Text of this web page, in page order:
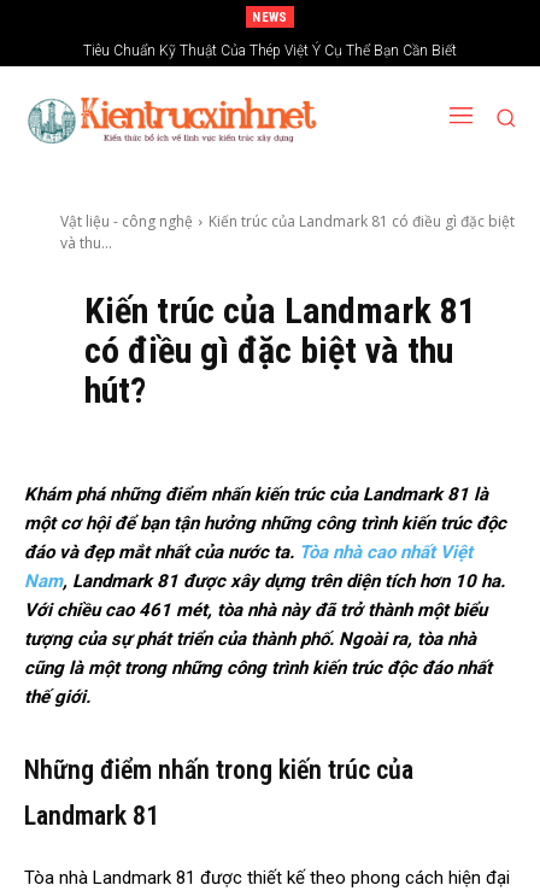
NEWS
Tiêu Chuẩn Kỹ Thuật Của Thép Việt Ý Cụ Thể Bạn Cần Biết
Vật liệu - công nghệ
Kiến trúc của Landmark 81 có điều gì đặc biệt
và thu...
Kiến trúc của Landmark 81
có điều gì đặc biệt và thu
hút?
Khám phá những điểm nhấn kiến trúc của Landmark 81 là
một cơ hội để bạn tận hưởng những công trình kiến trúc độc
đáo và đẹp mắt nhất của nước ta. Tòa nhà cao nhất Việt
Nam, Landmark 81 được xây dựng trên diện tích hơn 10 ha.
Với chiều cao 461 mét, tòa nhà này đã trở thành một biểu
tượng của sự phát triển của thành phố. Ngoài ra, tòa nhà
cũng là một trong những công trình kiến trúc độc đáo nhất
thế giới.
Những điểm nhấn trong kiến trúc của
Landmark 81
Tòa nhà Landmark 81 được thiết kế theo phong cách hiện đại